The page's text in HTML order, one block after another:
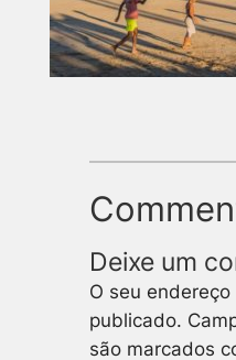
Deixe um
O seu
publicado.
são marcados